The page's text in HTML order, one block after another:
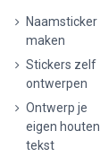
Naamsticker
maken
Stickers zelf
ontwerpen
Ontwerp je
eigen houten
tekst